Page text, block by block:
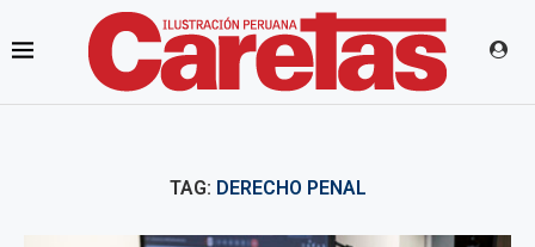
TAG: DERECHO PENAL